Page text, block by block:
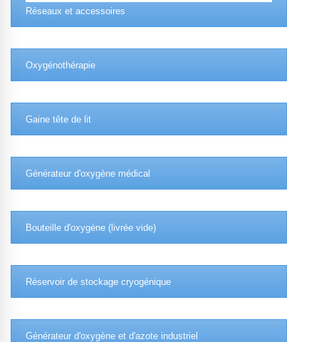
Réseaux et accessoires
Oxygénothérapie
Gaine tête de lit
Générateur d'oxygène médical
Bouteille d'oxygéne (livrée vide)
Réservoir de stockage cryogénique
Générateur d'oxygène et d'azote industriel